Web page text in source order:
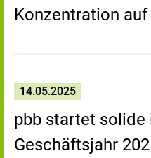
Konzentration auf
14.05.2025
pbb startet solide
Geschäftsjahr